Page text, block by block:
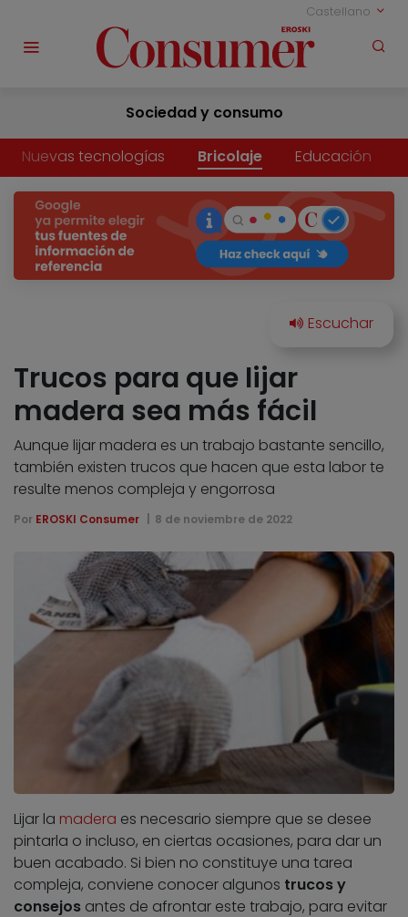
Castellano
Sociedad y consumo
Nuevas tecnologías Bricolaje Educación
Trucos para que lijar
madera sea más fácil
Aunque lijar madera es un trabajo bastante sencillo,
también existen trucos que hacen que esta labor te
resulte menos compleja y engorrosa
Por EROSKI Consumer 8 de noviembre de 2022
Lijar la madera es necesario siempre que se desee
pintarla o incluso, en ciertas ocasiones, para dar un
buen acabado. Si bien no constituye una tarea
compleja, conviene conocer algunos trucos y
consejos antes de afrontar este trabajo, para evitar